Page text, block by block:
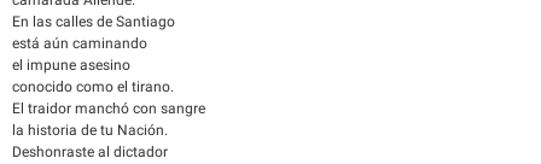
En las calles de Santiago
está aún caminando
el impune asesino
conocido como el tirano.
El traidor manchó con sangre
la historia de tu Nación.
Deshonraste al dictador